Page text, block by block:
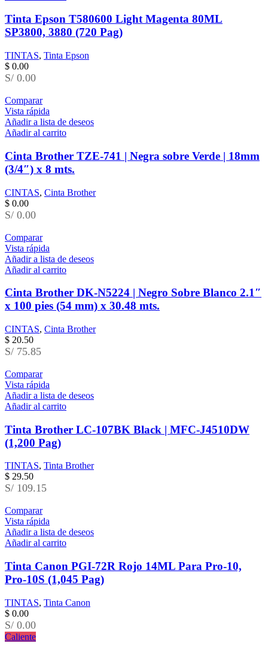
Tinta Epson T580600 Light Magenta 80ML
SP3800, 3880 (720 Pag)
TINTAS, Tinta Epson
$ 0.00
S/ 0.00
Comparar
Vista rápida
Añadir a lista de deseos
Añadir al carrito
Cinta Brother TZE-741 | Negra sobre Verde | 18mm
(3/4″) x 8 mts.
CINTAS, Cinta Brother
$ 0.00
S/ 0.00
Comparar
Vista rápida
Añadir a lista de deseos
Añadir al carrito
Cinta Brother DK-N5224 | Negro Sobre Blanco 2.1″
x 100 pies (54 mm) x 30.48 mts.
CINTAS, Cinta Brother
$ 20.50
S/ 75.85
Comparar
Vista rápida
Añadir a lista de deseos
Añadir al carrito
Tinta Brother LC-107BK Black | MFC-J4510DW
(1,200 Pag)
TINTAS, Tinta Brother
$ 29.50
S/ 109.15
Comparar
Vista rápida
Añadir a lista de deseos
Añadir al carrito
Tinta Canon PGI-72R Rojo 14ML Para Pro-10,
Pro-10S (1,045 Pag)
TINTAS, Tinta Canon
$ 0.00
S/ 0.00
Caliente